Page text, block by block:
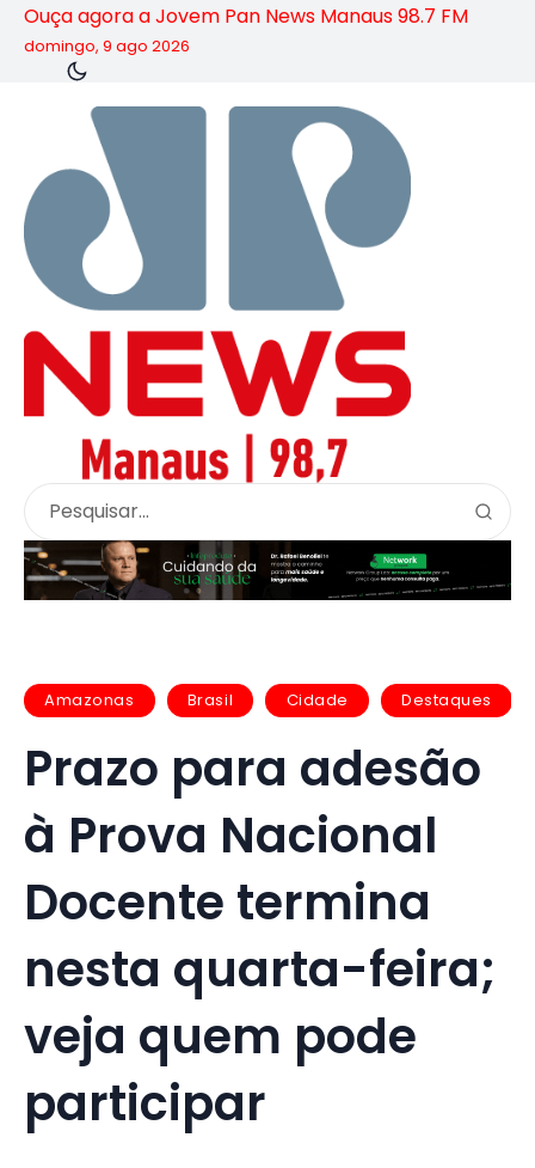
Ouça agora a Jovem Pan News Manaus 98.7 FM
domingo, 9 ago 2026
Amazonas Brasil Cidade Destaques
Prazo para adesão
à Prova Nacional
Docente termina
nesta quarta-feira;
veja quem pode
participar